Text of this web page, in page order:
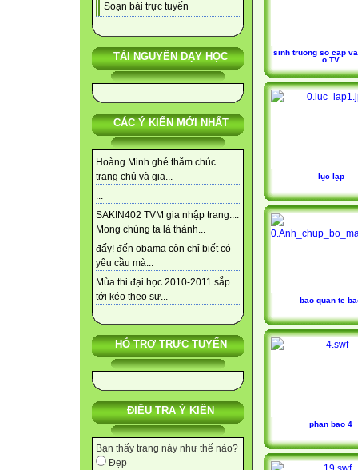
Soạn bài trực tuyến
TÀI NGUYÊN DẠY HỌC
CÁC Ý KIẾN MỚI NHẤT
Hoàng Minh ghé thăm chúc
trang chủ và gia...
...
SAKIN402 TVM gia nhập trang....
Mong chúng ta là thành...
đấy! đến obama còn chỉ biết có
yêu cầu mà...
Mùa thi đại học 2010-2011 sắp
tới kéo theo sự...
HỖ TRỢ TRỰC TUYẾN
ĐIỀU TRA Ý KIẾN
Bạn thấy trang này như thế nào?
Đẹp
sinh truong so cap
o TV
lục lạp
bao quan te
phan bao 4